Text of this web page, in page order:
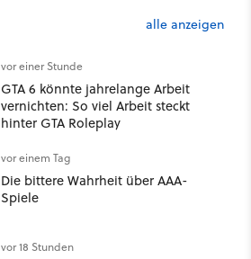
alle anzeigen
vor einer Stunde
GTA 6 könnte jahrelange Arbeit
vernichten: So viel Arbeit steckt
hinter GTA Roleplay
vor einem Tag
Die bittere Wahrheit über AAA-
Spiele
vor 18 Stunden